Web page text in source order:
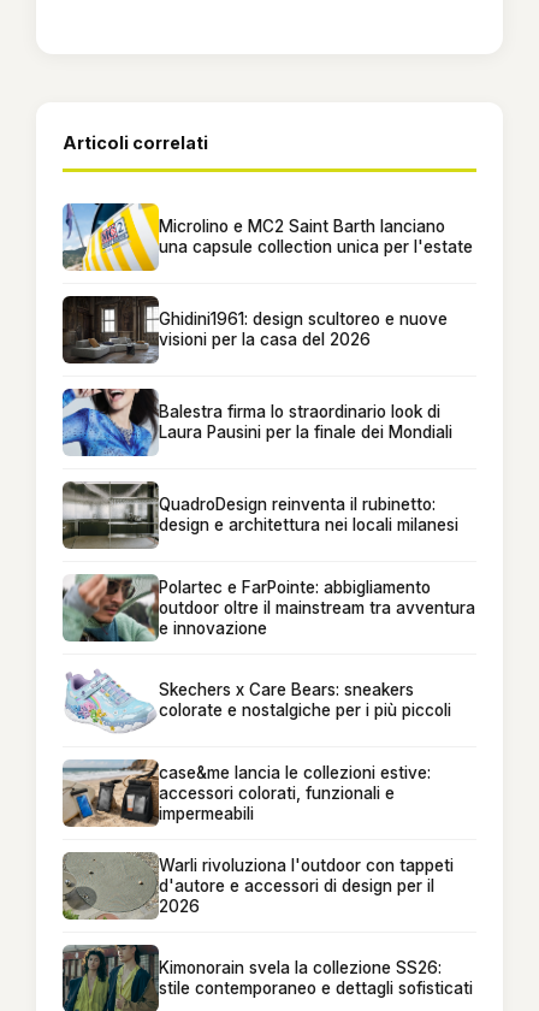
Articoli correlati
Microlino e MC2 Saint Barth lanciano
una capsule collection unica per l'estate
Ghidini1961: design scultoreo e nuove
visioni per la casa del 2026
Balestra firma lo straordinario look di
Laura Pausini per la finale dei Mondiali
QuadroDesign reinventa il rubinetto:
design e architettura nei locali milanesi
Polartec e FarPointe: abbigliamento
outdoor oltre il mainstream tra avventura
e innovazione
Skechers x Care Bears: sneakers
colorate e nostalgiche per i più piccoli
case&me lancia le collezioni estive:
accessori colorati, funzionali e
impermeabili
Warli rivoluziona l'outdoor con tappeti
d'autore e accessori di design per il
2026
Kimonorain svela la collezione SS26:
stile contemporaneo e dettagli sofisticati